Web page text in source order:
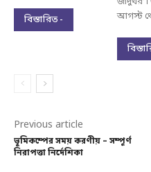
বিস্তারিত -
আগস্ট
Previous article
ভূমিকম্পের সময় করণীয় – সম্পূর্ণ
নিরাপত্তা নির্দেশিকা